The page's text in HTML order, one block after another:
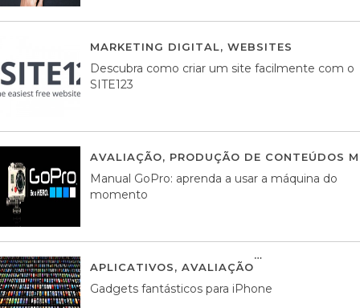
MARKETING DIGITAL, WEBSITES
Descubra como criar um site facilmente com o
SITE123
AVALIAÇÃO, PRODUÇÃO DE CONTEÚDOS
Manual GoPro: aprenda a usar a máquina do
momento
APLICATIVOS, AVALIAÇÃO
Gadgets fantásticos para iPhone